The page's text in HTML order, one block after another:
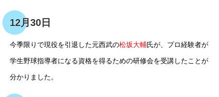
12月30日
今季限りで現役を引退した元西武の松坂大輔氏が、プロ経験者が
学生野球指導者になる資格を得るための研修会を受講したことが
分かりました。